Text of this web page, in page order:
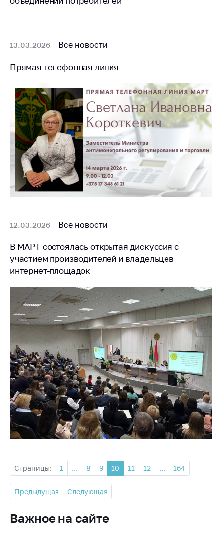
13.03.2026 Все новости
Прямая телефонная линия
12.03.2026 Все новости
В МАРТ состоялась открытая дискуссия с
участием производителей и владельцев
интернет-площадок
Страницы: 1 ... 8 9 10 11 12 ... 164
Предыдущая Следующая
Важное на сайте